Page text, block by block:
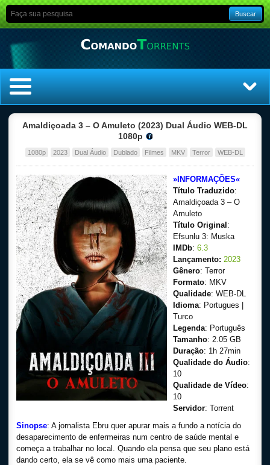
Buscar
Top Séries
Filmes
Dublado
Legendado
Amaldiçoada 3 – O Amuleto (2023) Dual Áudio WEB-DL
1080p
1080p 2023 Dual Áudio Dublado Filmes MKV Terror WEB-DL
»INFORMAÇÕES«
Título Traduzido:
Amaldiçoada 3 – O
Amuleto
Título Original :
Efsunlu 3: Muska
IMDb: 6.3
Lançamento: 2023
Gênero: Terror
Formato: MKV
Qualidade: WEB-DL
Idioma: Portugues |
Turco
Legenda: Português
Tamanho: 2.05 GB
Duração: 1h 27min
Qualidade do Áudio:
10
Qualidade de Vídeo:
10
Servidor: Torrent
Sinopse: A jornalista Ebru quer apurar mais a fundo a notícia do
desaparecimento de enfermeiras num centro de saúde mental e
começa a trabalhar no local. Quando ela pensa que seu plano está
dando certo, ela se vê como mais uma paciente.